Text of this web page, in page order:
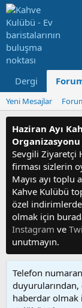
Dergi
Yeni Mesajlar
Haziran Ayı
Organizasyonu
Sevgili Ziyaretçi
firması sizlerin
Mayıs ayı toplu
Kahve Kulübü
özel
olmak için
Instagram ve
unutmayın.
Telefon
haberdar olmak